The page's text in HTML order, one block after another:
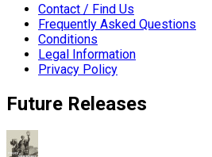
Contact / Find Us
Frequently Asked Questions
Conditions
Legal Information
Privacy Policy
Future Releases